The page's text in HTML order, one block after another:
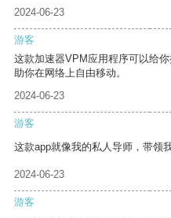
2024-06-23
游客
这款加速器VPM应用程序可以给
助你在网络上自由移动。
2024-06-23
游客
这款app就像我的私人导师，带领
2024-06-23
游客